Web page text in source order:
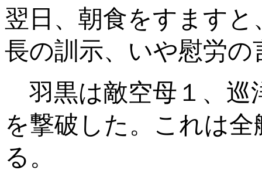
翌日、朝食をすます
長の訓示、いや慰労
羽黒は敵空母１、巡
を撃破した。これは
る。